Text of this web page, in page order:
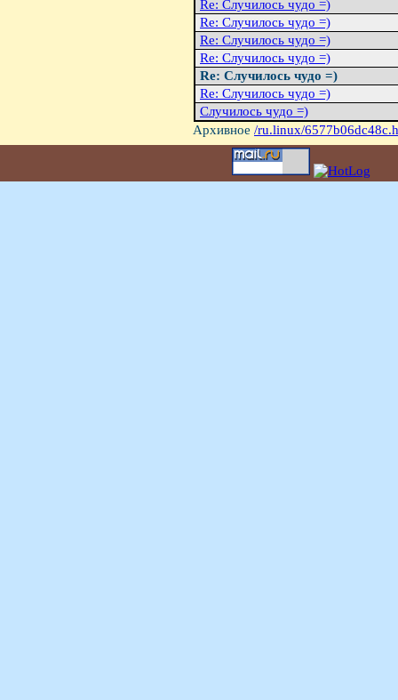
Re: Случилось чудо =)
Re: Случилось чудо =)
Re: Случилось чудо =)
Re: Случилось чудо =)
Re: Случилось чудо =)
Re: Случилось чудо =)
Случилось чудо =)
Архивное /ru.linux/